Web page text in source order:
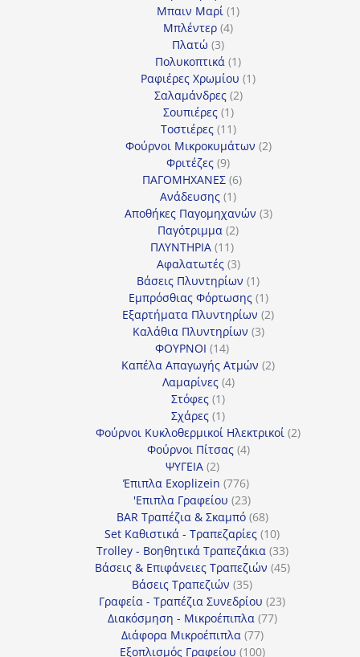
προϊόντα
Μπαιν Μαρί 11
Μπλέντερ 44
Πλατώ 33
προϊόντα
Πολυκοπτικά 11
προϊόν
Ραφιέρες Χρωμίου 11
Σαλαμάνδρες 22
Σουπιέρες 11
προϊόν
Τοστιέρες 1111
προϊόντα
Φούρνοι Μικροκυμάτων 22
Φριτέζες 99
προϊόντα
ΠΑΓΟΜΗΧΑΝΕΣ 66
Ανάδευσης 11
προϊόν
Αποθήκες Παγομηχανών 33
Παγότριμμα 22
ΠΛΥΝΤΗΡΙΑ 1111
προϊόντα
Αφαλατωτές 33
προϊόντα
Βάσεις Πλυντηρίων 11
προϊόν
Εμπρόσθιας Φόρτωσης 11
προϊόν
Εξαρτήματα Πλυντηρίων 22
Καλάθια Πλυντηρίων 33
ΦΟΥΡΝΟΙ 1414
προϊόντα
Καπέλα Απαγωγής Ατμών 22
Λαμαρίνες 44
Στόφες 11
προϊόν
Σχάρες 11
προϊόν
Φούρνοι Κυκλοθερμικοί Ηλεκτρικοί 22
Φούρνοι Πίτσας 44
ΨΥΓΕΙΑ 22
προϊόντα
Έπιπλα Exoplizein 776776
προϊόντα
'Επιπλα Γραφείου 2323
προϊόντα
BAR Τραπέζια & Σκαμπό 6868
προϊόντα
Set Καθιστικά - Τραπεζαρίες 1010
προϊόντα
Trolley - Βοηθητικά Τραπεζάκια 3333
προϊόντα
Βάσεις & Επιφάνειες Τραπεζιών 4545
Βάσεις Τραπεζιών 3535
προϊόντα
Γραφεία - Τραπέζια Συνεδρίου 2323
Διακόσμηση - Μικροέπιπλα 7777
Διάφορα Μικροέπιπλα 7777
προϊόντα
Εξοπλισμός Γραφείου 100100